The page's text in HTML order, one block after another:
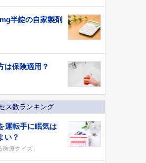
半錠の自家製剤
は保険適用？
ス数ランキング
運転手に眠気は
い？
療クイズ」